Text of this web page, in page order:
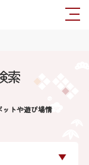
索
トや遊び場情